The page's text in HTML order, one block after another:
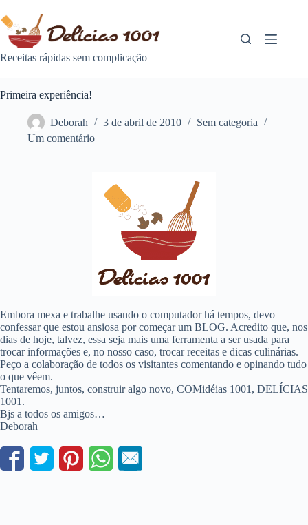
para
conteúdo
Receitas rápidas sem complicação
Primeira experiência!
Deborah 3 de abril de 2010
Sem categoria
Um comentário
Embora mexa e trabalhe usando o computador há tempos, devo
confessar que estou ansiosa por começar um BLOG. Acredito que, nos
dias de hoje, talvez, essa seja mais uma ferramenta a ser usada para
trocar informações e, no nosso caso, trocar receitas e dicas culinárias.
Peço a colaboração de todos os visitantes comentando e opinando tudo
o que vêem.
Tentaremos, juntos, construir algo novo, COMidéias 1001, DELÍCIAS
1001.
Bjs a todos os amigos…
Deborah